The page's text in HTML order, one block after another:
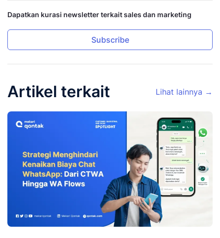
Dapatkan kurasi newsletter terkait sales dan marketing
Subscribe
Artikel terkait Lihat lainnya →